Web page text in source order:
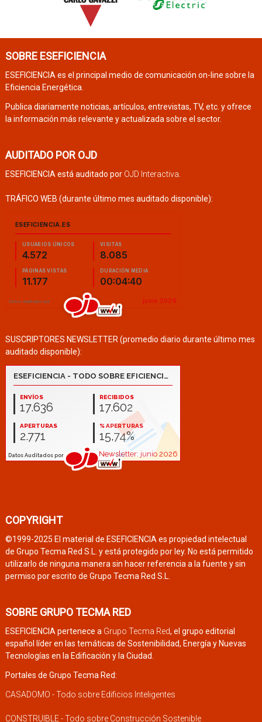
SOBRE ESEFICIENCIA
ESEFICIENCIA es el principal medio de comunicación on-line sobre la
Eficiencia Energética.
Publica diariamente noticias, artículos, entrevistas, TV, etc. y ofrece
la información más relevante y actualizada sobre el sector.
AUDITADO POR OJD
ESEFICIENCIA está auditado por OJD Interactiva.
TRÁFICO WEB (durante último mes auditado disponible):
SUSCRIPTORES NEWSLETTER (promedio diario durante último mes
auditado disponible):
COPYRIGHT
©1999-2025 El material de ESEFICIENCIA es propiedad intelectual
de Grupo Tecma Red S.L. y está protegido por ley. No está permitido
utilizarlo de ninguna manera sin hacer referencia a la fuente y sin
permiso por escrito de Grupo Tecma Red S.L.
SOBRE GRUPO TECMA RED
ESEFICIENCIA pertenece a Grupo Tecma Red, el grupo editorial
español líder en las temáticas de Sostenibilidad, Energía y Nuevas
Tecnologías en la Edificación y la Ciudad.
Portales de Grupo Tecma Red:
CASADOMO - Todo sobre Edificios Inteligentes
CONSTRUIBLE - Todo sobre Construcción Sostenible